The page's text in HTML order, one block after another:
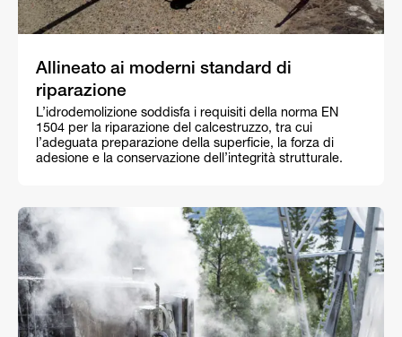
Allineato ai moderni standard di
riparazione
L’idrodemolizione soddisfa i requisiti della norma EN
1504 per la riparazione del calcestruzzo, tra cui
l’adeguata preparazione della superficie, la forza di
adesione e la conservazione dell’integrità strutturale.